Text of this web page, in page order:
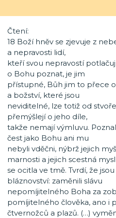
Čtení:
18 Boží hněv se zjevuje z
a nepravosti lidí,
kteří svou nepravostí
o Bohu poznat, je jim
přístupné, Bůh jim to přece
a božství, které jsou
neviditelné, lze totiž od
přemýšlejí o jeho díle,
takže nemají výmluvu.
čest jako Bohu ani mu
nebyli vděčni, nýbrž jejich
marnosti a jejich scestná mysl
se ocitla ve tmě. Tvrdí, že
bláznovství: zaměnili slávu
nepomíjitelného Boha za
pomíjitelného člověka, ano i
čtvernožců a plazů. (…)